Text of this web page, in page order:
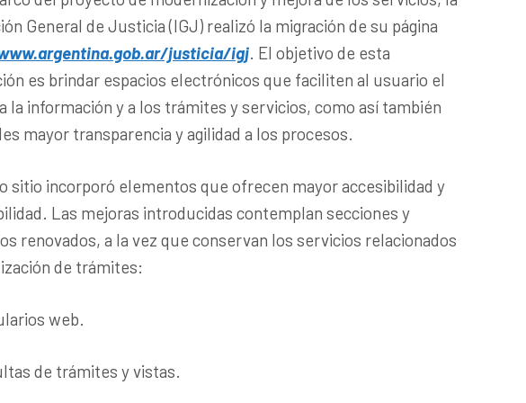
General de Justicia (IGJ) realizó la migración de su página
justicia/igj. El objetivo de esta
es brindar espacios electrónicos que faciliten al usuario el
la información y a los trámites y servicios, como así también
mayor transparencia y agilidad a los procesos.
sitio incorporó elementos que ofrecen mayor accesibilidad y
Las mejoras introducidas contemplan secciones y
renovados, a la vez que conservan los servicios relacionados
de trámites:
web.
de trámites y vistas.